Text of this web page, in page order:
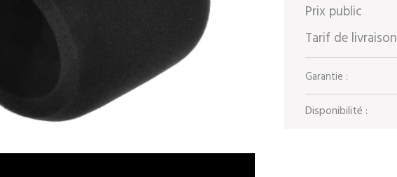
Prix public
Tarif de livraison
Garantie :
Disponibilité :